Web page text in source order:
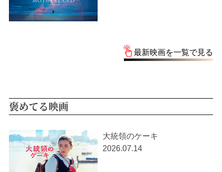
最新映画を一覧で見る
褒めてる映画
大統領のケーキ
2026.07.14